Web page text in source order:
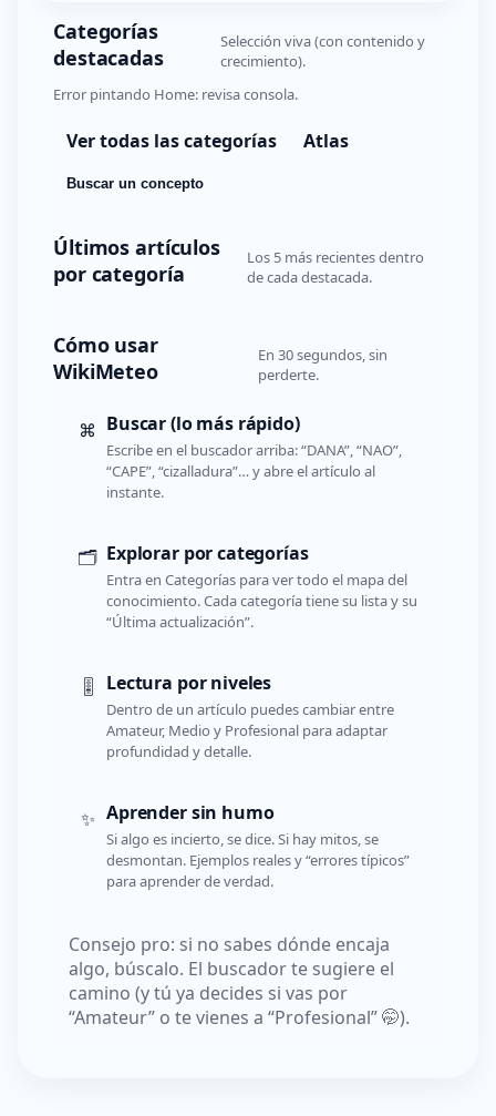
Categorías
destacadas
Selección viva (con contenido y
crecimiento).
Error pintando Home: revisa consola.
Ver todas las categorías Atlas
Buscar un concepto
Últimos artículos
por categoría
Los 5 más recientes dentro
de cada destacada.
Cómo usar
WikiMeteo
En 30 segundos, sin
perderte.
⌘ Buscar (lo más rápido)
Escribe en el buscador arriba: “DANA”, “NAO”,
“CAPE”, “cizalladura”… y abre el artículo al
instante.
🗂️ Explorar por categorías
Entra en Categorías para ver todo el mapa del
conocimiento. Cada categoría tiene su lista y su
“Última actualización”.
🎚️ Lectura por niveles
Dentro de un artículo puedes cambiar entre
Amateur, Medio y Profesional para adaptar
profundidad y detalle.
✨ Aprender sin humo
Si algo es incierto, se dice. Si hay mitos, se
desmontan. Ejemplos reales y “errores típicos”
para aprender de verdad.
Consejo pro: si no sabes dónde encaja
algo, búscalo. El buscador te sugiere el
camino (y tú ya decides si vas por
“Amateur” o te vienes a “Profesional” 🤭).